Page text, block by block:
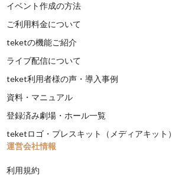
イベント作成の方法
ご利用料金について
teketの機能ご紹介
ライブ配信について
teket利用者様の声・導入事例
資料・マニュアル
登録済み劇場・ホール一覧
teketロゴ・プレスキット（メディアキット）
運営会社情報
利用規約